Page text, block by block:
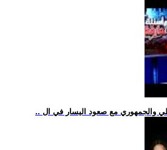
والجمهوري مع صعود اليسار في ال